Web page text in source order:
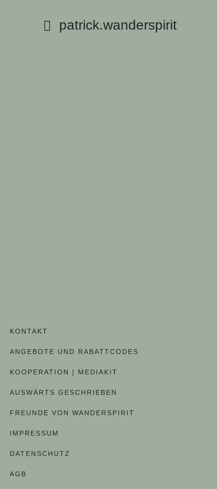
patrick.wanderspirit
KONTAKT
ANGEBOTE UND RABATTCODES
KOOPERATION | MEDIAKIT
AUSWÄRTS GESCHRIEBEN
FREUNDE VON WANDERSPIRIT
IMPRESSUM
DATENSCHUTZ
AGB